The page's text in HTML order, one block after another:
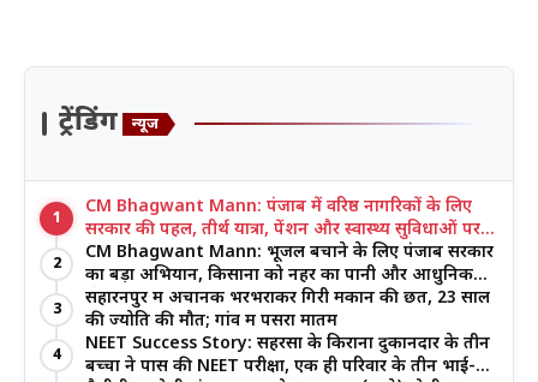
ट्रेंडिंग न्यूज
1
CM Bhagwant Mann: पंजाब में वरिष्ठ नागरिकों के लिए
सरकार की पहल, तीर्थ यात्रा, पेंशन और स्वास्थ्य सुविधाओं पर
जोर
2
CM Bhagwant Mann: भूजल बचाने के लिए पंजाब सरकार
का बड़ा अभियान, किसानों को नहर का पानी और आधुनिक
खेती का मिल रहा लाभ
3
सहारनपुर में अचानक भरभराकर गिरी मकान की छत, 23 साल
की ज्योति की मौत; गांव में पसरा मातम
4
NEET Success Story: सहरसा के किराना दुकानदार के तीन
बच्चों ने पास की NEET परीक्षा, एक ही परिवार के तीन भाई-